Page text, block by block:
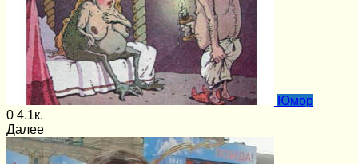
Юмор
0 4.1к.
Далее